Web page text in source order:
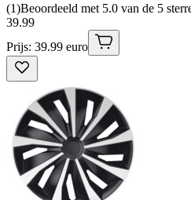
(1)Beoordeeld met 5.0 van de 5
39.99
Prijs: 39.99 euro